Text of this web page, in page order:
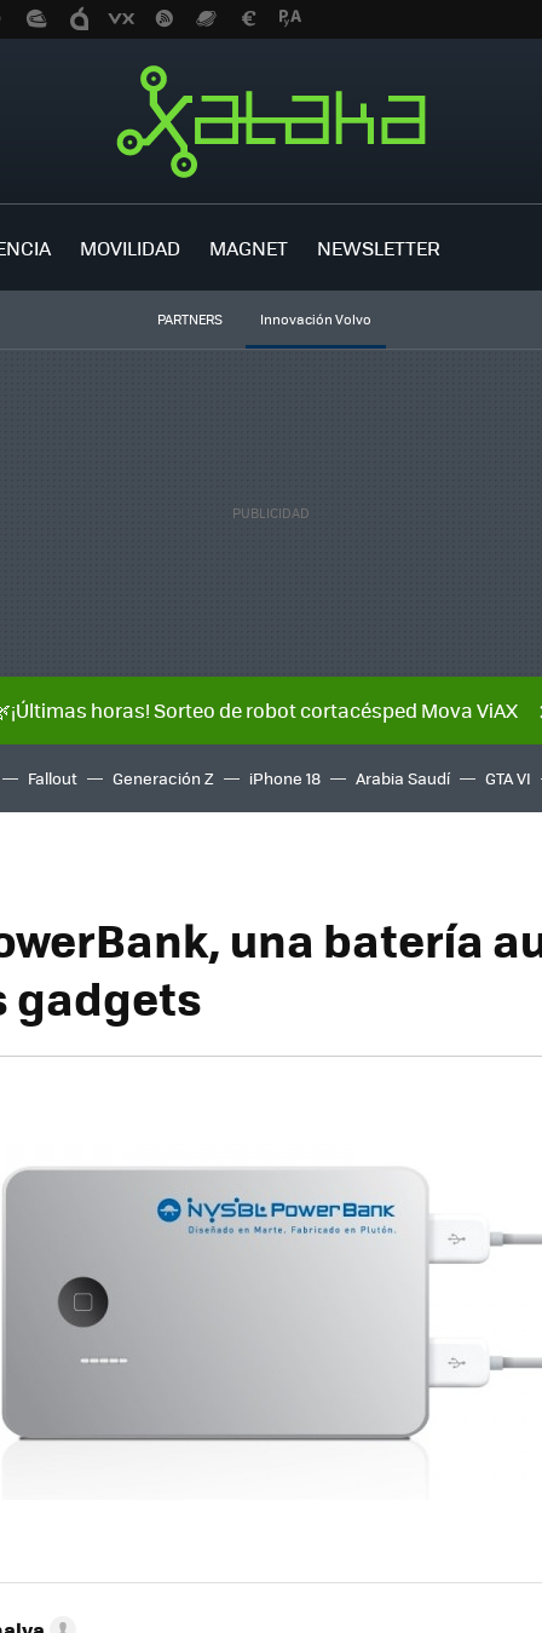
MOVILIDAD MAGNET NEWSLETTER
PARTNERS Innovación Volvo
horas! Sorteo de robot cortacésped Mova ViAX
Fallout Generación Z iPhone 18 Arabia Saudí GTA VI
una batería
gadgets